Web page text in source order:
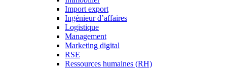
Import export
Ingénieur d’affaires
Logistique
Management
Marketing digital
RSE
Ressources humaines (RH)